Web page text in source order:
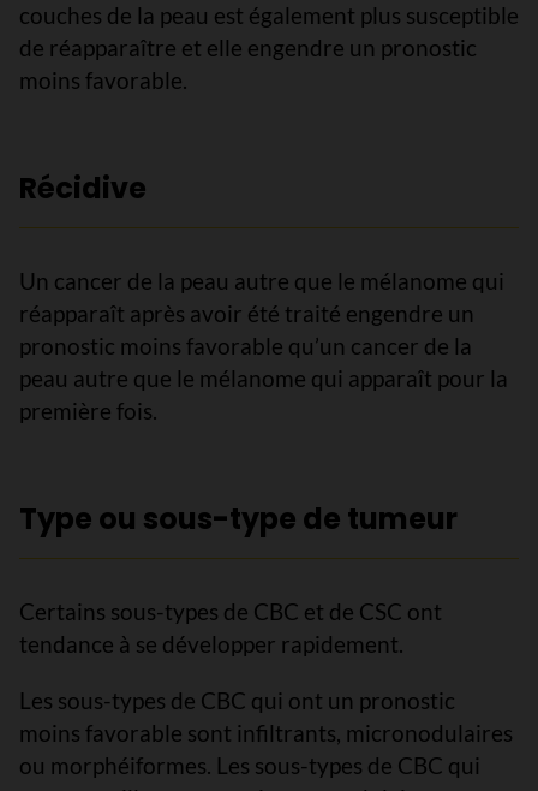
couches de la peau est également plus susceptible
de réapparaître et elle engendre un pronostic
moins favorable.
Récidive
Un cancer de la peau autre que le mélanome qui
réapparaît après avoir été traité engendre un
pronostic moins favorable qu’un cancer de la
peau autre que le mélanome qui apparaît pour la
première fois.
Type ou sous-type de tumeur
Certains sous-types de CBC et de CSC ont
tendance à se développer rapidement.
Les sous-types de CBC qui ont un pronostic
moins favorable sont infiltrants, micronodulaires
ou morphéiformes. Les sous-types de CBC qui